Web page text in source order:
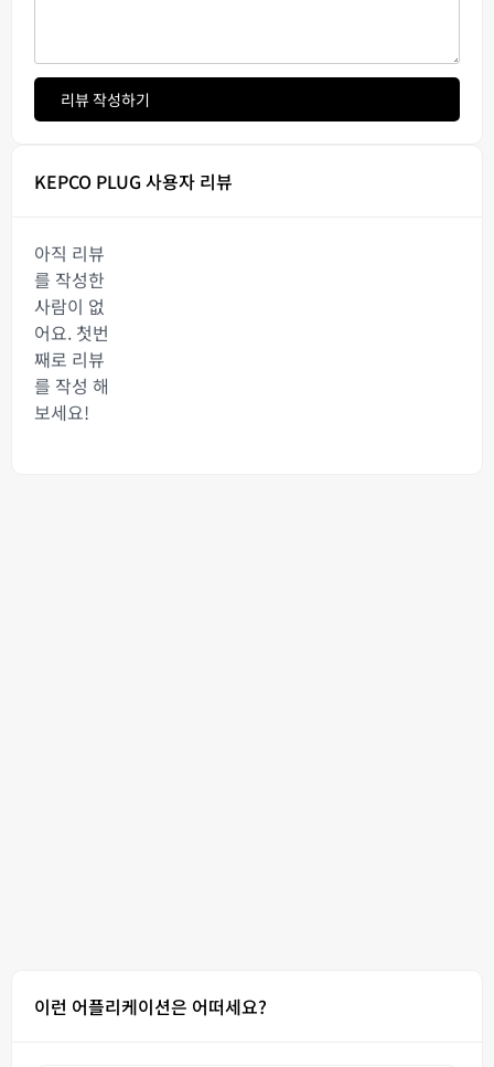
리뷰 작성하기
KEPCO PLUG 사용자 리뷰
아직 리뷰
를 작성한
사람이 없
어요. 첫번
째로 리뷰
를 작성 해
보세요!
이런 어플리케이션은 어떠세요?